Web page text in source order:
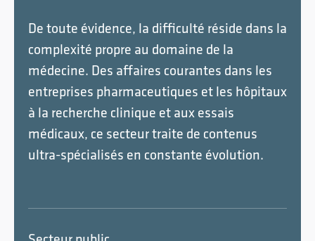
De toute évidence, la difficulté réside dans la
complexité propre au domaine de la
médecine. Des affaires courantes dans les
entreprises pharmaceutiques et les hôpitaux
à la recherche clinique et aux essais
médicaux, ce secteur traite de contenus
ultra-spécialisés en constante évolution.